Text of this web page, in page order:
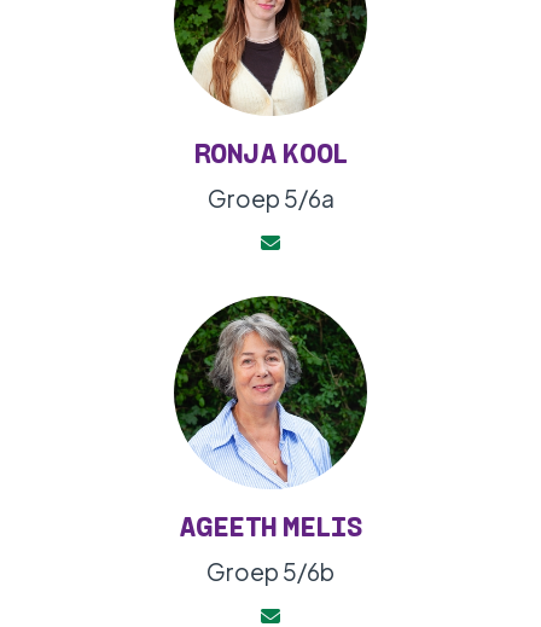
RONJA KOOL
Groep 5/6a
AGEETH MELIS
Groep 5/6b